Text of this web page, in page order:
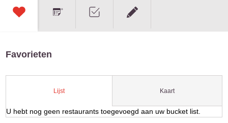
Favorieten
Lijst Kaart
U hebt nog geen restaurants toegevoegd aan uw bucket list.